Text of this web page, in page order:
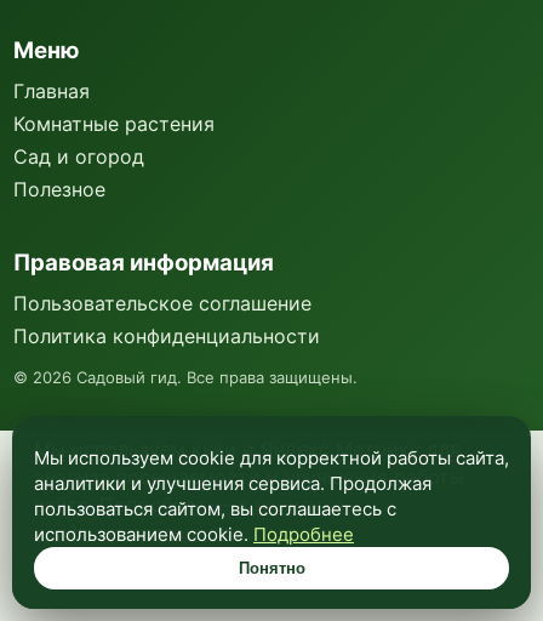
Мы используем куки и Яндекс Метрику для
анализа посещаемости и улучшения работы
сайта. Подробнее —в политике
конфиденциальности.
Понятно
Меню
Главная
Комнатные растения
Сад и огород
Полезное
Правовая информация
Пользовательское соглашение
Политика конфиденциальности
© 2026 Садовый гид. Все права защищены.
Мы используем cookie для корректной работы сайта,
аналитики и улучшения сервиса. Продолжая
пользоваться сайтом, вы соглашаетесь с
использованием cookie. Подробнее
Понятно